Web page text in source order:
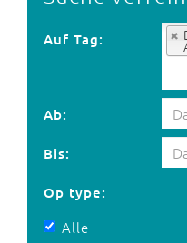
Auf Tag:
Ab:
Bis:
Op type:
Alle